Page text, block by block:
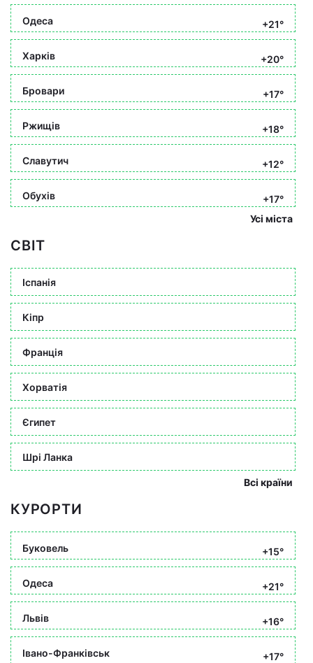
Одеса +21°
Харків +20°
Бровари +17°
Ржищів +18°
Славутич +12°
Обухів
+17°
Усі міста
СВІТ
Іспанія
Кіпр
Франція
Хорватія
Єгипет
Шрі Ланка
Всі країни
КУРОРТИ
Буковель +15°
Одеса +21°
Львів +16°
Івано-Франківськ +17°